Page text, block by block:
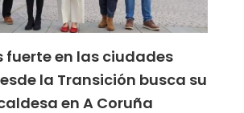
fuerte en las ciudades
la Transición busca su
en A Coruña